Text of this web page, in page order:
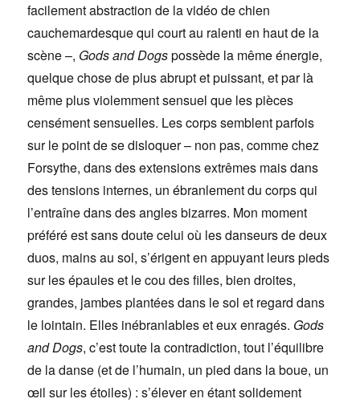
facilement abstraction de la vidéo de chien
cauchemardesque qui court au ralenti en haut de la
scène –, Gods and Dogspossède la même énergie,
quelque chose de plus abrupt et puissant, et par là
même plus violemment sensuel que les pièces
censément sensuelles. Les corps semblent parfois
sur le point de se disloquer – non pas, comme chez
Forsythe, dans des extensions extrêmes mais dans
des tensions internes, un ébranlement du corps qui
l’entraîne dans des angles bizarres. Mon moment
préféré est sans doute celui où les danseurs de deux
duos, mains au sol, s’érigent en appuyant leurs pieds
sur les épaules et le cou des filles, bien droites,
grandes, jambes plantées dans le sol et regard dans
le lointain. Elles inébranlables et eux enragés. Gods
and Dogs, c’est toute la contradiction, tout l’équilibre
de la danse (et de l’humain, un pied dans la boue, un
œil sur les étoiles) : s’élever en étant solidement